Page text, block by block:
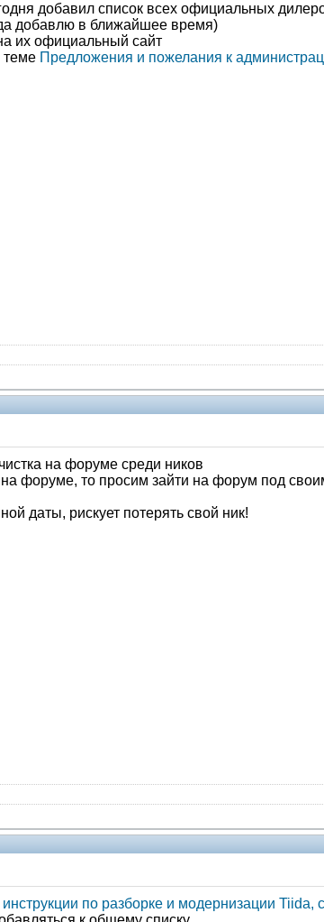
добавил список всех официальных
добавлю в ближайшее время)
их официальный сайт
теме Предложения и пожелания к
на форуме среди ников
форуме, то просим зайти на форум под
даты, рискует потерять свой ник!
по разборке и модернизации Tiida,